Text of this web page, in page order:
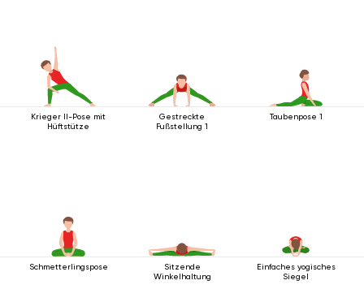
Krieger II-Pose mit
Hüftstütze
Gestreckte
Fußstellung 1
Taubenpose 1
Schmetterlingspose
Sitzende
Winkelhaltung
Einfaches yogisches
Siegel